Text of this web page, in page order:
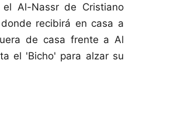
Al-Nassr de Cristiano
recibirá en casa a
de casa frente a Al
el 'Bicho' para alzar su